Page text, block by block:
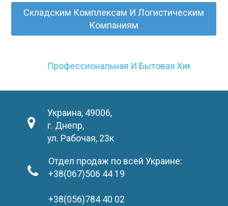
Складским Комплексам И Логистическим
Компаниям
Профессиональная И Бытовая Химия
Украина, 49006,
г. Днепр,
ул. Рабочая, 23к
Отдел продаж по всей Украине:
+38(067)506 44 19
+38(056)784 40 02